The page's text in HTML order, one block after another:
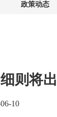
政策动态
则将出
10